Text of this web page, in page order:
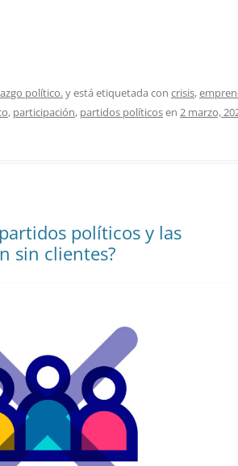
político.y está etiquetada con crisis,
, participación, partidos políticosen 2 marzo,
políticos y las
sin clientes?